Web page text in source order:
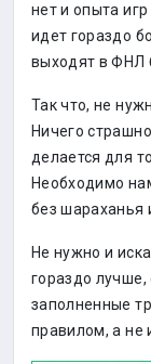
нет и опыта
идет гораздо
выходят в ФНЛ
Так что, не
Ничего
делается для
Необходимо
без шараханья
Не нужно и
гораздо
заполненные
правилом, а не